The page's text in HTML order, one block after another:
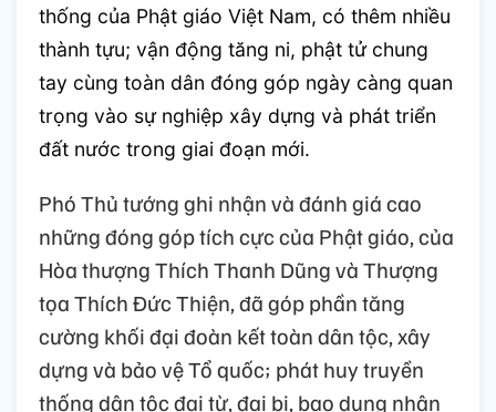
thống của Phật giáo Việt Nam, có thêm nhiều
thành tựu; vận động tăng ni, phật tử chung
tay cùng toàn dân đóng góp ngày càng quan
trọng vào sự nghiệp xây dựng và phát triển
đất nước trong giai đoạn mới.
Phó Thủ tướng ghi nhận và đánh giá cao
những đóng góp tích cực của Phật giáo, của
Hòa thượng Thích Thanh Dũng và Thượng
tọa Thích Đức Thiện, đã góp phần tăng
cường khối đại đoàn kết toàn dân tộc, xây
dựng và bảo vệ Tổ quốc; phát huy truyền
thống dân tộc đại từ, đại bi, bao dung nhân